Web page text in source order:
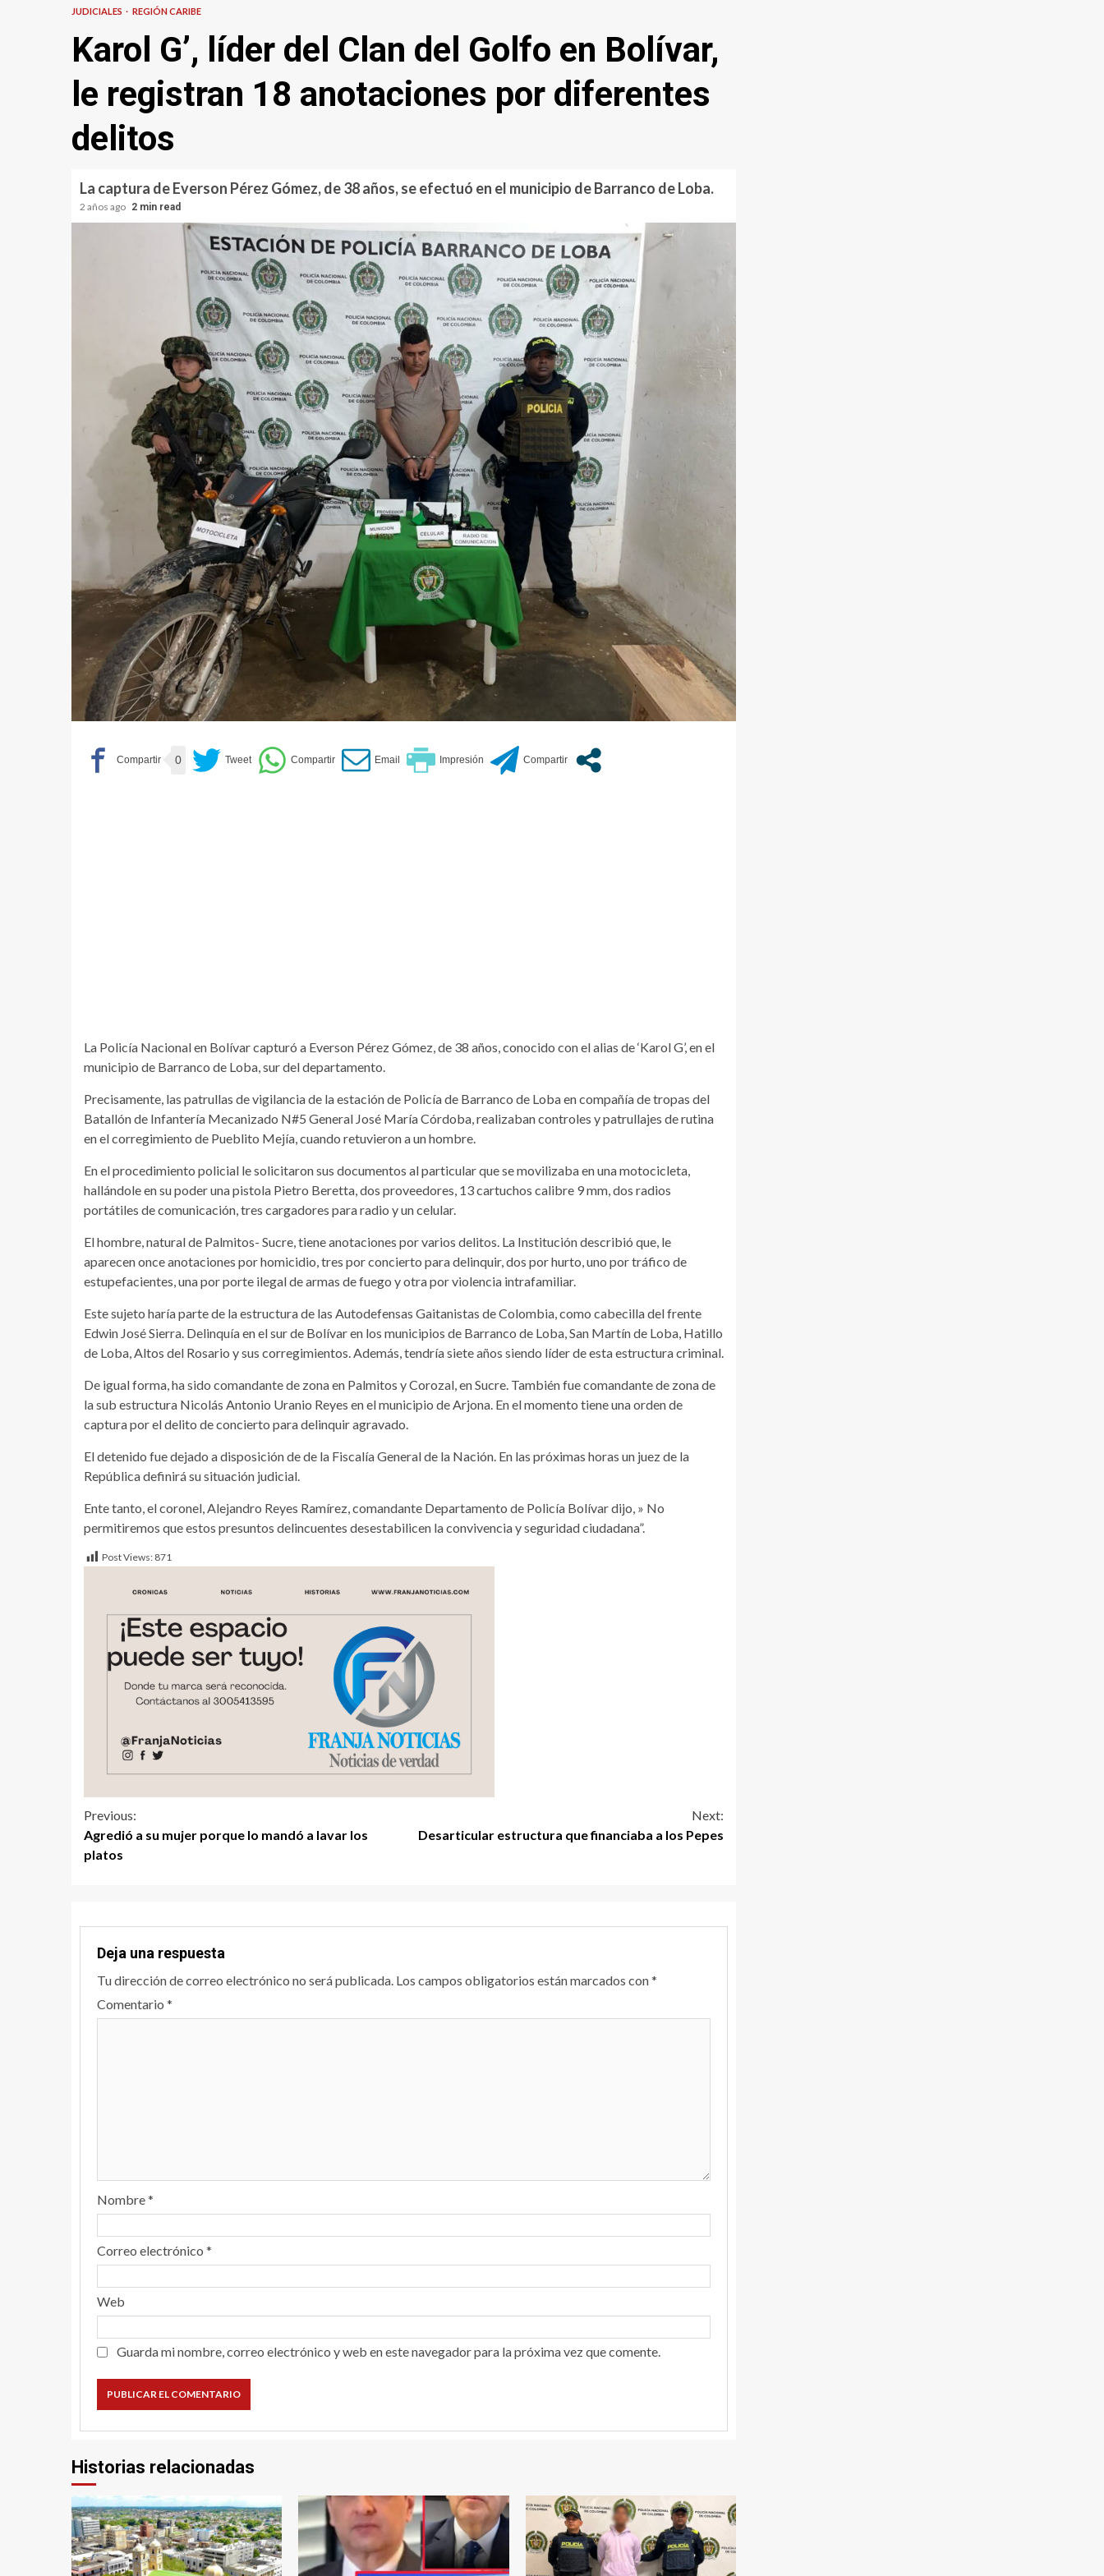
JUDICIALES REGIÓN CARIBE
Karol G’, líder del Clan del Golfo en Bolívar,
le registran 18 anotaciones por diferentes
delitos
La captura de Everson Pérez Gómez, de 38 años, se efectuó en el municipio de Barranco de Loba.
2 años ago 2 min read
0
La Policía Nacional en Bolívar capturó a Everson Pérez Gómez, de 38 años, conocido con el alias de ‘Karol G’, en el
municipio de Barranco de Loba, sur del departamento.
Precisamente, las patrullas de vigilancia de la estación de Policía de Barranco de Loba en compañía de tropas del
Batallón de Infantería Mecanizado N#5 General José María Córdoba, realizaban controles y patrullajes de rutina
en el corregimiento de Pueblito Mejía, cuando retuvieron a un hombre.
En el procedimiento policial le solicitaron sus documentos al particular que se movilizaba en una motocicleta,
hallándole en su poder una pistola Pietro Beretta, dos proveedores, 13 cartuchos calibre 9 mm, dos radios
portátiles de comunicación, tres cargadores para radio y un celular.
El hombre, natural de Palmitos- Sucre, tiene anotaciones por varios delitos. La Institución describió que, le
aparecen once anotaciones por homicidio, tres por concierto para delinquir, dos por hurto, uno por tráfico de
estupefacientes, una por porte ilegal de armas de fuego y otra por violencia intrafamiliar.
Este sujeto haría parte de la estructura de las Autodefensas Gaitanistas de Colombia, como cabecilla del frente
Edwin José Sierra. Delinquía en el sur de Bolívar en los municipios de Barranco de Loba, San Martín de Loba, Hatillo
de Loba, Altos del Rosario y sus corregimientos. Además, tendría siete años siendo líder de esta estructura criminal.
De igual forma, ha sido comandante de zona en Palmitos y Corozal, en Sucre. También fue comandante de zona de
la sub estructura Nicolás Antonio Uranio Reyes en el municipio de Arjona. En el momento tiene una orden de
captura por el delito de concierto para delinquir agravado.
El detenido fue dejado a disposición de de la Fiscalía General de la Nación. En las próximas horas un juez de la
República definirá su situación judicial.
Ente tanto, el coronel, Alejandro Reyes Ramírez, comandante Departamento de Policía Bolívar dijo, » No
permitiremos que estos presuntos delincuentes desestabilicen la convivencia y seguridad ciudadana”.
Post Views: 871
Previous:
Agredió a su mujer porque lo mandó a lavar los
platos
Next:
Desarticular estructura que financiaba a los Pepes
Deja una respuesta
Tu dirección de correo electrónico no será publicada. Los campos obligatorios están marcados con*
Comentario *
Nombre*
Correo electrónico *
Web
Guarda mi nombre, correo electrónico y web en este navegador para la próxima vez que comente.
Historias relacionadas